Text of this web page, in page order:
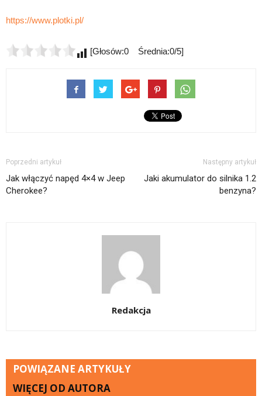
https://www.plotki.pl/
[Głosów:0 Średnia:0/5]
Poprzedni artykuł
Jak włączyć napęd 4×4 w Jeep
Cherokee?
Następny artykuł
Jaki akumulator do silnika 1.2
benzyna?
Redakcja
POWIĄZANE ARTYKUŁY
WIĘCEJ OD AUTORA